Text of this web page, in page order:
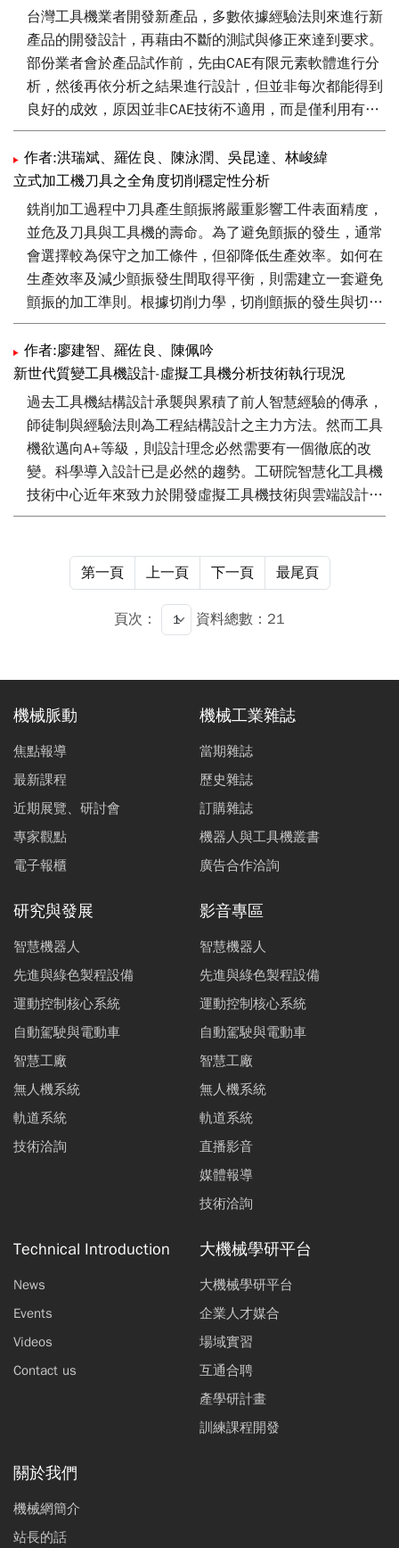
工業基礎技術─虛擬工具機技術即整合虛擬切削、拓樸結
構生成技術、機電整合多體動力模擬形成一個完整之工具
機科學設計法則。本文即在此基礎下建立工具機專屬拓樸
分析與自動生成技術之理論與軟體研析。預計2013年整
體虛擬工具機技術完成後，可以大幅提升國內工具機設計
技術與質量的整體改變，期將台灣工具機設計水準提升至
國際一級水準。
台灣工具機業者開發新產品，多數依據經驗法則來進行新
產品的開發設計，再藉由不斷的測試與修正來達到要求。
部份業者會於產品試作前，先由CAE有限元素軟體進行分
析，然後再依分析之結果進行設計，但並非每次都能得到
良好的成效，原因並非CAE技術不適用，而是僅利用有限
元素軟體進行靜態的結構分析，沒有進行機構運動時之動
態結構分析與機電整合動態特性分析所造成的，此技術不
只是在國內業界中是相當缺乏的，國外能完整進行此類電
腦輔助分析工程者也相當少，因其難度相當高，需整合許
多資源方能執行。
本篇論文整合結構分析、機構動態分析與控制模擬等來進
行機電整合動態特性分析CAE技術，來對工具機的進給系
統進行機電整合模擬分析，並盡可能配合實機測試結果來
修正與驗證，以期將整合性之CAE技術之應用技巧完全掌
握。在瞭解此技術後，可有助於對進給系統各項參數的瞭
有進給系統問題產生原因，進而將問題排除與提昇系統品
質。
作者:洪瑞斌、羅佐良、陳泳潤、吳昆達、林峻緯
立式加工機刀具之全角度切削穩定性分析
銑削加工過程中刀具產生顫振將嚴重影響工件表面精度，
並危及刀具與工具機的壽命。為了避免顫振的發生，通常
會選擇較為保守之加工條件，但卻降低生產效率。如何在
生產效率及減少顫振發生間取得平衡，則需建立一套避免
顫振的加工準則。根據切削力學，切削顫振的發生與切削
力大小及工具機結構剛性有關，而刀具切削穩定性範圍與
其動態響應特性有關並可應用穩定性圖來界定。基於此觀
點，本研究建構全方位切削穩定性分析法則，計算主軸刀
具系統切削穩定性範圍。研究中，首先透過機台動態特性
實驗，擷取主軸刀具端之頻率響應函數，再導入刀具與加
工件材質之切削負荷係數，預測刀具之全方位切削穩定性
範圍。根據本研究實驗分析結果，主軸刀具之切削穩定性
與臨界切深會隨切削進給方向以及主軸在Z軸向定位高度
之變換而改變。此種現象說明主軸刀具系統切削穩定性之
可建立特定刀具統在規劃加工行程內之最佳切削穩定性條
件，提供選用切削條件之決策依據。
作者:廖建智、羅佐良、陳佩吟
新世代質變工具機設計-虛擬工具機分析技術執行現況
過去工具機結構設計承襲與累積了前人智慧經驗的傳承，
師徒制與經驗法則為工程結構設計之主力方法。然而工具
機欲邁向A+等級，則設計理念必然需要有一個徹底的改
變。科學導入設計已是必然的趨勢。工研院智慧化工具機
技術中心近年來致力於開發虛擬工具機技術與雲端設計平
台，即整合虛擬切削技術、拓樸結構生成技術、機電整合
則。本文即在此基礎下建立工具機專屬設計開發流程，預
計整體虛擬工具機技術完成後，可以大幅提升工具機設計
技術與質量的整體改變，建立質變之高品質工具機設計流
第一頁 上一頁 下一頁 最尾頁
頁次： 資料總數：21
機械脈動
焦點報導
最新課程
近期展覽、研討會
專家觀點
電子報櫃
機械工業雜誌
當期雜誌
歷史雜誌
訂購雜誌
機器人與工具機叢書
廣告合作洽詢
研究與發展
智慧機器人
先進與綠色製程設備
運動控制核心系統
自動駕駛與電動車
智慧工廠
無人機系統
軌道系統
技術洽詢
影音專區
智慧機器人
先進與綠色製程設備
運動控制核心系統
自動駕駛與電動車
智慧工廠
無人機系統
軌道系統
直播影音
媒體報導
技術洽詢
Technical Introduction
News
Events
Videos
Contact us
大機械學研平台
大機械學研平台
企業人才媒合
場域實習
互通合聘
產學研計畫
訓練課程開發
關於我們
機械網簡介
站長的話